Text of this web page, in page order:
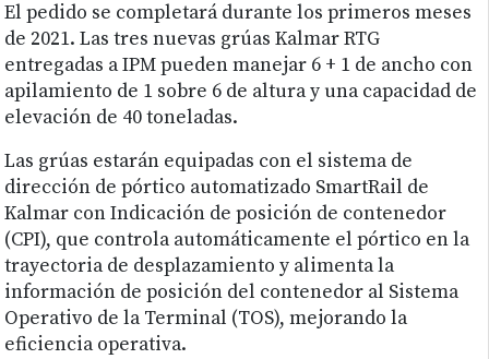
El pedido se completará durante los primeros meses
de 2021. Las tres nuevas grúas Kalmar RTG
entregadas a IPM pueden manejar 6 + 1 de ancho con
apilamiento de 1 sobre 6 de altura y una capacidad de
elevación de 40 toneladas.
Las grúas estarán equipadas con el sistema de
dirección de pórtico automatizado SmartRail de
Kalmar con Indicación de posición de contenedor
(CPI), que controla automáticamente el pórtico en la
trayectoria de desplazamiento y alimenta la
información de posición del contenedor al Sistema
Operativo de la Terminal (TOS), mejorando la
eficiencia operativa.